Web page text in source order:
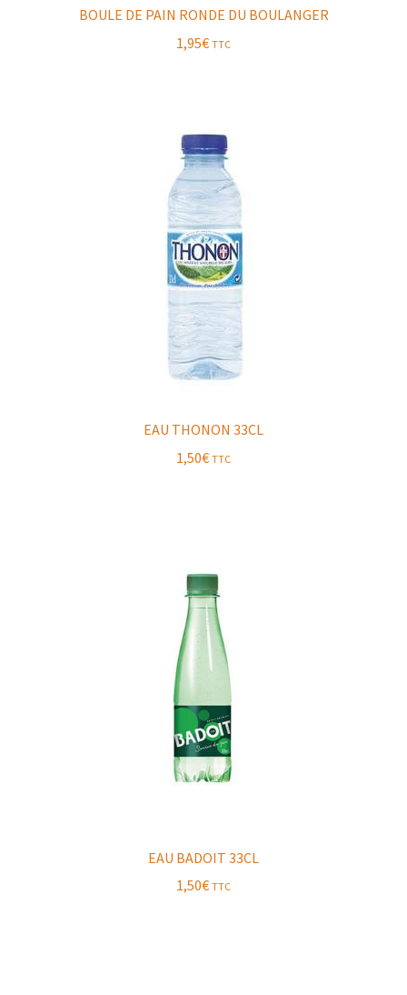
BOULE DE PAIN RONDE DU BOULANGER
1,95€ TTC
EAU THONON 33CL
1,50€ TTC
EAU BADOIT 33CL
1,50€ TTC